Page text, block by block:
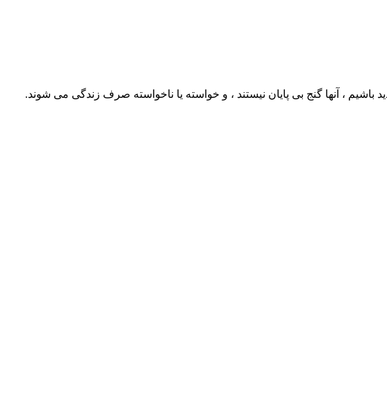
باشیم ، آنها گنج بی پایان نیستند ، و خواسته یا ناخواسته صرف زندگی می شوند.